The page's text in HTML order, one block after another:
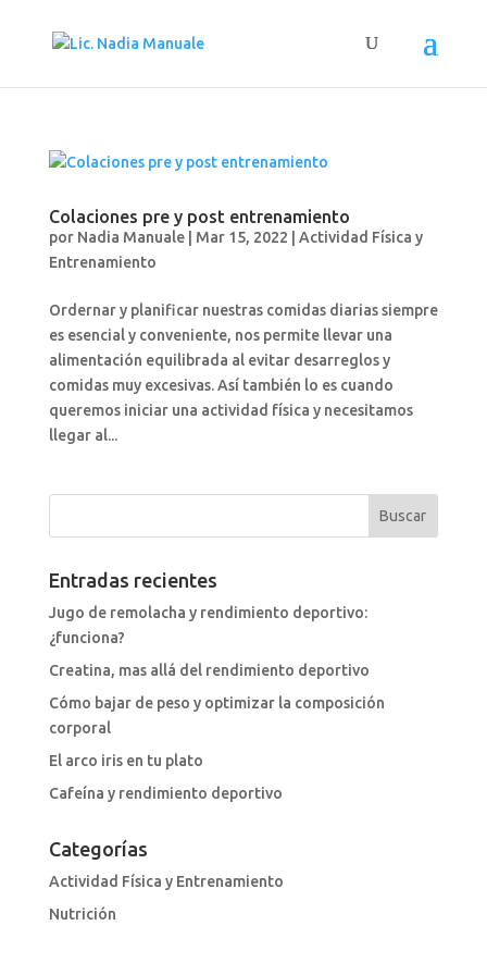
Colaciones pre y post entrenamiento
por Nadia Manuale| Mar 15, 2022
Actividad Física y
Entrenamiento
Ordernar y planificar nuestras comidas diarias siempre
es esencial y conveniente, nos permite llevar una
alimentación equilibrada al evitar desarreglos y
comidas muy excesivas. Así también lo es cuando
queremos iniciar una actividad física y necesitamos
llegar al...
Entradas recientes
Jugo de remolacha y rendimiento deportivo:
¿funciona?
Creatina, mas allá del rendimiento deportivo
Cómo bajar de peso y optimizar la composición
corporal
El arco iris en tu plato
Cafeína y rendimiento deportivo
Categorías
Actividad Física y Entrenamiento
Nutrición